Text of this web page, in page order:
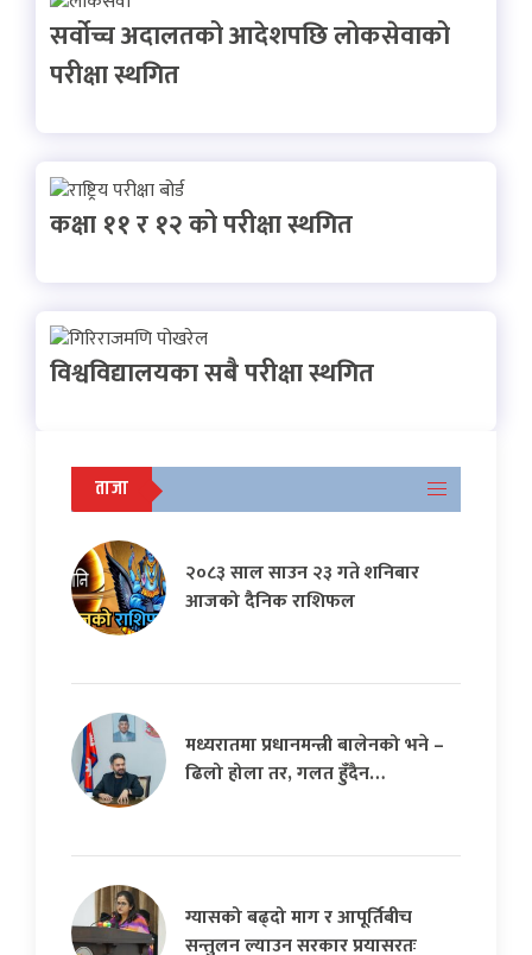
सर्वोच्च अदालतको आदेशपछि लोकसेवाको
परीक्षा स्थगित
कक्षा ११ र १२ को परीक्षा स्थगित
विश्वविद्यालयका सबै परीक्षा स्थगित
ताजा
२०८३ साल साउन २३ गते शनिबार
आजको दैनिक राशिफल
मध्यरातमा प्रधानमन्त्री बालेनको भने –
ढिलो होला तर, गलत हुँदैन…
ग्यासको बढ्दो माग र आपूर्तिबीच
सन्तुलन ल्याउन सरकार प्रयासरतः